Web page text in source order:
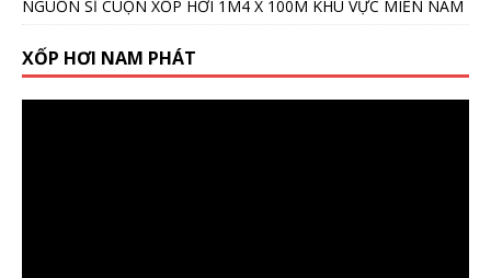
NGUỒN SỈ CUỘN XỐP HƠI 1M4 X 100M KHU VỰC MIỀN NAM
XỐP HƠI NAM PHÁT